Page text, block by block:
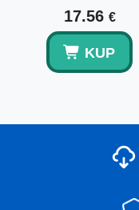
17.56 €
KUP